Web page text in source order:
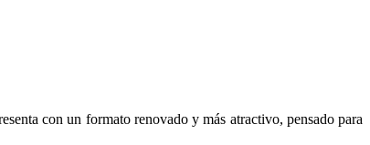
con un formato renovado y más atractivo, pensado para